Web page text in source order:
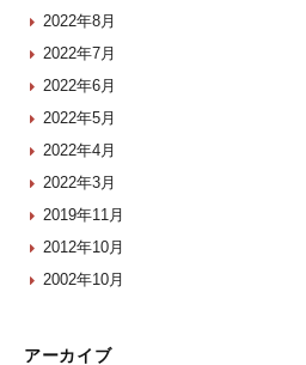
2022年8月
2022年7月
2022年6月
2022年5月
2022年4月
2022年3月
2019年11月
2012年10月
2002年10月
アーカイブ